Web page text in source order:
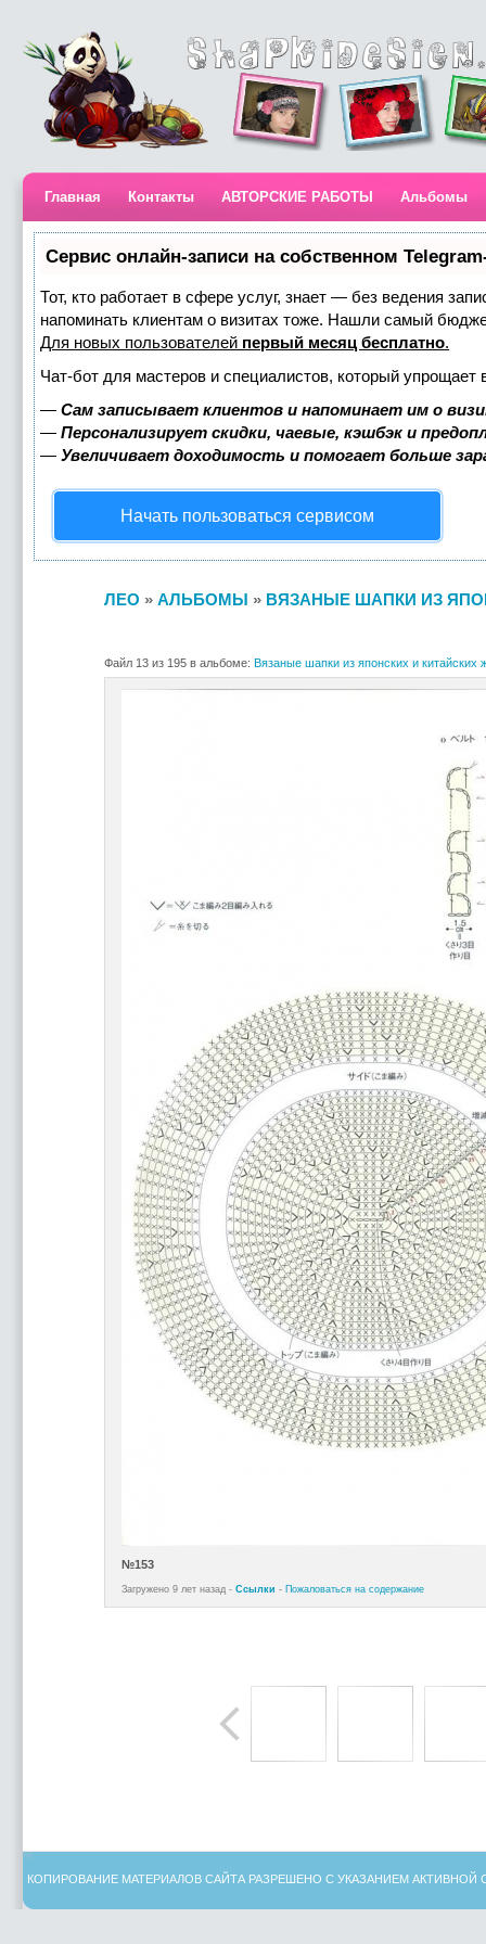
Главная Контакты АВТОРСКИЕ РАБОТЫ Альбомы
Сервис онлайн-записи на собственном
Тот, кто работает в сфере услуг, знает — без ведения
напоминать клиентам о визитах тоже. Нашли самый
Для новых пользователей первый месяц бесплатно.
Чат-бот для мастеров и специалистов, который упрощает
— Сам записывает клиентов и напоминает им о
— Персонализирует скидки, чаевые, кэшбэк и
— Увеличивает доходимость и помогает больше
Начать пользоваться сервисом
ЛЕО » АЛЬБОМЫ » ВЯЗАНЫЕ ШАПКИ ИЗ
Файл 13 из 195 в альбоме: Вязаные шапки из японских и китайских
№153
Загружено 9 лет назад - Ссылки - Пожаловаться на содержание
КОПИРОВАНИЕ МАТЕРИАЛОВ САЙТА РАЗРЕШЕНО С УКАЗАНИЕМ АКТИВНОЙ